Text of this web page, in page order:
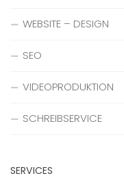
WEBSITE – DESIGN
SEO
VIDEOPRODUKTION
SCHREIBSERVICE
SERVICES